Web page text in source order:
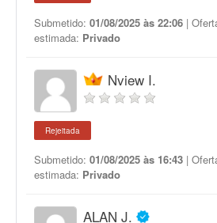
Submetido: 01/08/2025 às 22:06 |
estimada: Privado
Nview I.
Rejeitada
Submetido: 01/08/2025 às 16:43 |
estimada: Privado
ALAN J.